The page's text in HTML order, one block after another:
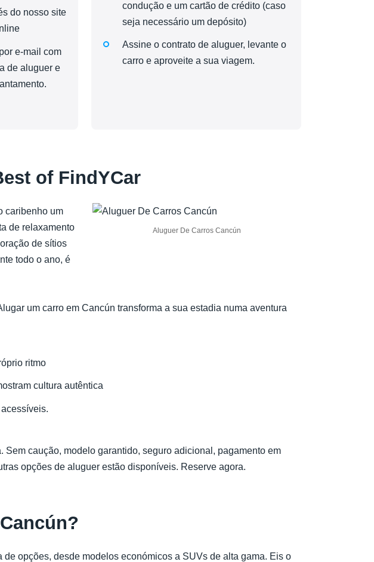
do nosso site
e-mail com
de aluguer e
condução e um cartão de crédito (caso
seja necessário um depósito)
Assine o contrato de aluguer, levante o
carro e aproveite a sua viagem.
of FindYCar
Aluguer De Carros Cancún
caribenho um
de relaxamento
de sítios
todo o ano, é
um carro em Cancún transforma a sua estadia numa aventura
ritmo
cultura autêntica
caução, modelo garantido, seguro adicional, pagamento em
opções de aluguer estão disponíveis. Reserve agora.
opções, desde modelos económicos a SUVs de alta gama. Eis o